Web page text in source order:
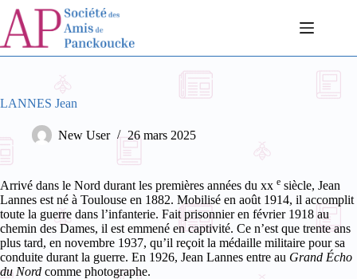
Passer
contenu
LANNES Jean
New User 26 mars 2025
Arrivé dans le Nord durant les premières années du xx e siècle, Jean
Lannes est né à Toulouse en 1882. Mobilisé en août 1914, il accomplit
toute la guerre dans l’infanterie. Fait prisonnier en février 1918 au
chemin des Dames, il est emmené en captivité. Ce n’est que trente ans
plus tard, en novembre 1937, qu’il reçoit la médaille militaire pour sa
conduite durant la guerre. En 1926, Jean Lannes entre au Grand Écho
du Nord comme photographe.